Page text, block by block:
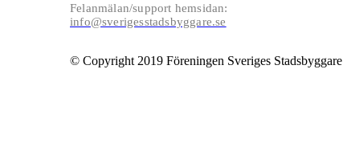
Felanmälan/support hemsidan:
info@sverigesstadsbyggare.se
© Copyright 2019 Föreningen Sveriges Stadsbyggare